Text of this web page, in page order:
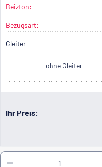
Beizton:
Bezugsart:
Gleiter
ohne Gleiter
Ihr Preis:
Produkt Anzahl: